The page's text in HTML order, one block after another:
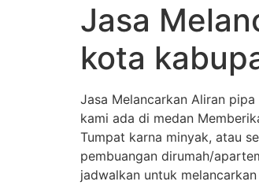
Jasa
kota
Jasa Melancarkan Aliran
kami ada di medan
Tumpat karna minyak, atau
pembuangan dirumah/
jadwalkan untuk